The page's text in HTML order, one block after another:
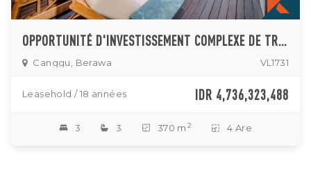
OPPORTUNITÉ D'INVESTISSEMENT COMPLEXE DE TROIS VILLAS À LOUER À BERAWA
Canggu, Berawa VL1731
Leasehold / 18 années IDR 4,736,323,488
3 3 370 m 2 4 Are